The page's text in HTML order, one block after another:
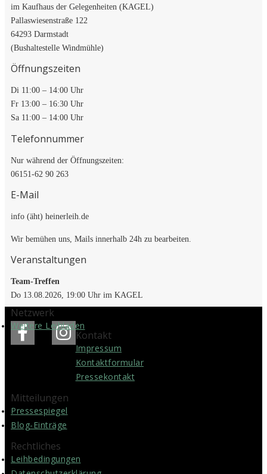
im Kaufhaus der Gelegenheiten (KAGEL)
Pallaswiesenstraße 122
64293 Darmstadt
(Bushaltestelle Windmühle)
Öffnungszeiten
Di 11:00 – 14:00 Uhr
Fr 13:00 – 16:30 Uhr
Sa 11:00 – 14:00 Uhr
Telefonnummer
Nur während der Öffnungszeiten:
06151-62 90 263
E-Mail
info (äht) heinerleih.de
Wir bemühen uns, Mails innerhalb 24h zu bearbeiten.
Veranstaltungen
Team-Treffen
Do 13.08.2026, 19:00 Uhr im KAGEL
Netzwerk
Weitere Leihläden
Kontakt
Impressum
Kontakt­formular
Pressekontakt
Mitteilungen
Pressespiegel
Blog-Einträge
Rechtliches
Leih­bedingungen